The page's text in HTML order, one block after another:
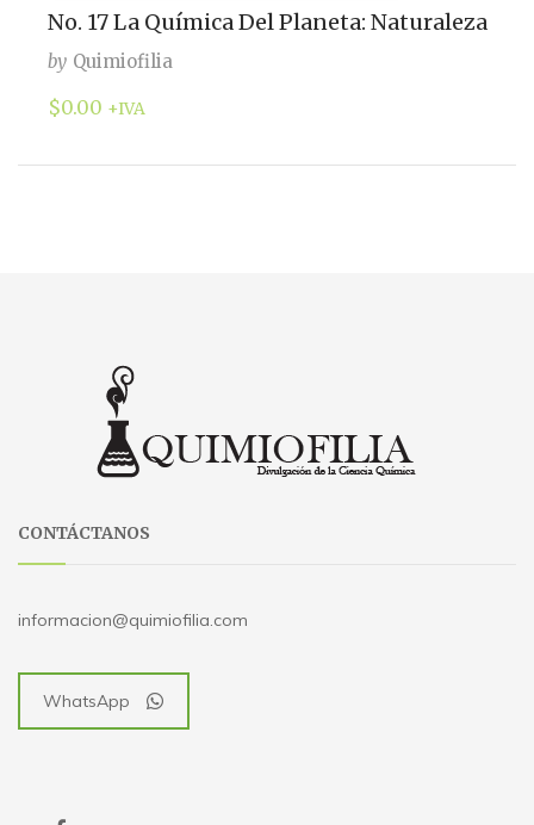
No. 17 La Química Del Planeta: Naturaleza
by Quimiofilia
$0.00 +IVA
CONTÁCTANOS
informacion@quimiofilia.com
WhatsApp